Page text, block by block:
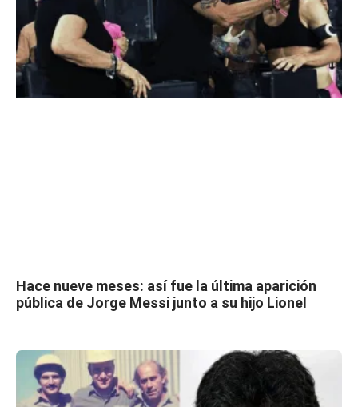
Hace nueve meses: así fue la última aparición
pública de Jorge Messi junto a su hijo Lionel